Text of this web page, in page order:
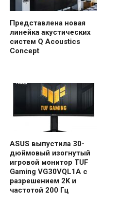
Представлена ​​новая
линейка акустических
систем Q Acoustics
Concept
ASUS выпустила 30-
дюймовый изогнутый
игровой монитор TUF
Gaming VG30VQL1A с
разрешением 2K и
частотой 200 Гц